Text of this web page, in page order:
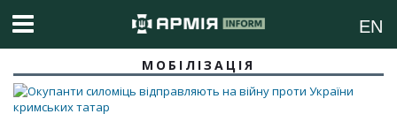
EN
МОБІЛІЗАЦІЯ